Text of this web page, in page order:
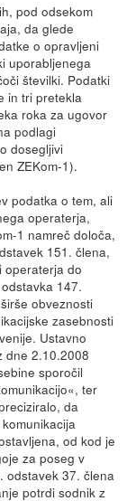
pod odsekom
da glede
o opravljeni
uporabljenega
številki. Podatki
in tri pretekla
roka za ugovor
podlagi
dosegljivi
ZEKom-1).
podatka o tem, ali
operaterja,
1 namreč določa,
151. člena,
operaterja do
147.
obveznosti
zasebnosti
Ustavno
dne 2.10.2008
sporočil
ter
da
od kod je
za poseg v
odstavek 37. člena
potrdi sodnik z